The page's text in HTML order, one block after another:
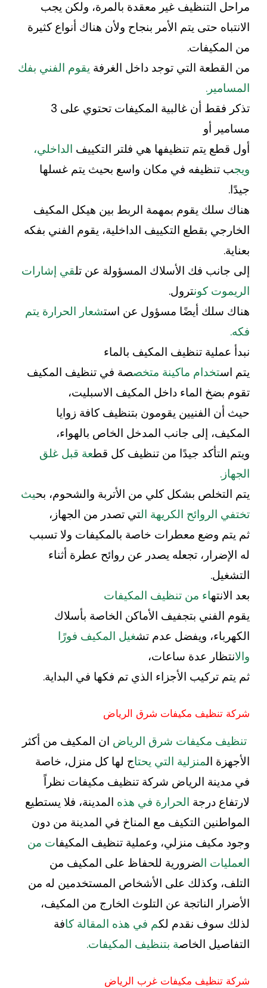
مراحل التنظيف غير معقدة بالمرة، ولكن يجب
الانتباه حتى يتم الأمر بنجاح ولأن هناك أنواع كثيرة
من المكيفات.
من القطعة التي توجد داخل الغرفة يقوم الفني بفك
المسامير.
تذكر فقط أن غالبية المكيفات تحتوي على 3
مسامير أو
أول قطع يتم تنظيفها هي فلتر التكييف الداخلي،
ويجب تنظيفه في مكان واسع بحيث يتم غسلها
جيدًا.
هناك سلك يقوم بمهمة الربط بين هيكل المكيف
الخارجي بقطع التكييف الداخلية، يقوم الفني بفكه
بعناية.
إلى جانب فك الأسلاك المسؤولة عن تلقي إشارات
الريموت كونترول.
هناك سلك أيضًا مسؤول عن استشعار الحرارة يتم
فكه.
نبدأ عملية تنظيف المكيف بالماء
يتم استخدام ماكينة متخصصة في تنظيف المكيف
تقوم بضخ الماء داخل المكيف الاسبليت،
حيث أن الفنيين يقومون بتنظيف كافة زوايا
المكيف، إلى جانب المدخل الخاص بالهواء،
ويتم التأكد جيدًا من تنظيف كل قطعة قبل غلق
الجهاز.
يتم التخلص بشكل كلي من الأتربة والشحوم، بحيث
تختفي الروائح الكريهة التي تصدر من الجهاز،
ثم يتم وضع معطرات خاصة بالمكيفات ولا تسبب
له الإضرار، تجعله يصدر عن روائح عطرة أثناء
التشغيل.
بعد الانتهاء من تنظيف المكيفات
يقوم الفني بتجفيف الأماكن الخاصة بأسلاك
الكهرباء، ويفضل عدم تشغيل المكيف فورًا
والانتظار عدة ساعات،
ثم يتم تركيب الأجزاء الذي تم فكها في البداية.
شركة تنظيف مكيفات شرق الرياض
تنظيف مكيفات شرق الرياض ان المكيف من أكثر
الأجهزة المنزلية التي يحتاج لها كل منزل، خاصة
في مدينة الرياض شركة تنظيف مكيفات نظراً
لارتفاع درجة الحرارة في هذه المدينة، فلا يستطيع
المواطنين التكيف مع المناخ في المدينة من دون
وجود مكيف منزلي، وعملية تنظيف المكيفات من
العمليات الضرورية للحفاظ على المكيف من
التلف، وكذلك على الأشخاص المستخدمين له من
الأضرار الناتجة عن التلوث الخارج من المكيف،
لذلك سوف نقدم لكم في هذه المقالة كافة
التفاصيل الخاصة بتنظيف المكيفات.
شركة تنظيف مكيفات غرب الرياض